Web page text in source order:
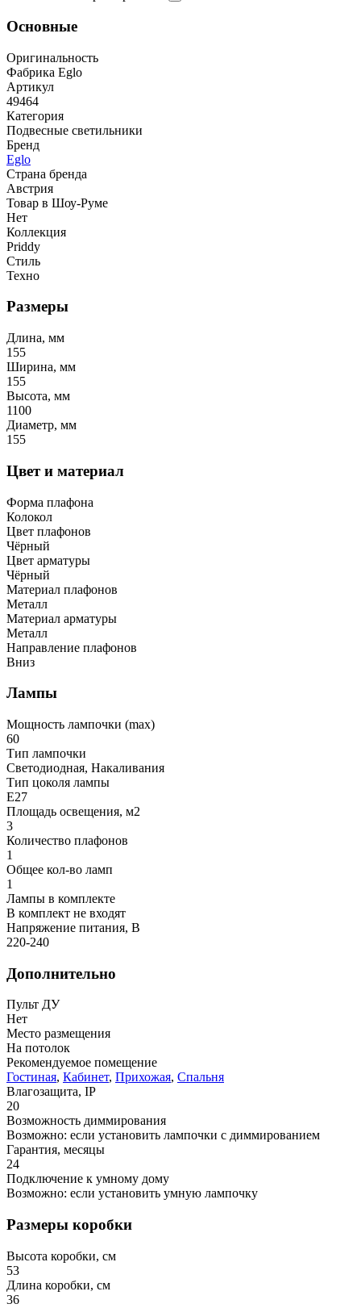
Основные
Оригинальность
Фабрика Eglo
Артикул
49464
Категория
Подвесные светильники
Бренд
Eglo
Страна бренда
Австрия
Товар в Шоу-Руме
Нет
Коллекция
Priddy
Стиль
Техно
Размеры
Длина, мм
155
Ширина, мм
155
Высота, мм
1100
Диаметр, мм
155
Цвет и материал
Форма плафона
Колокол
Цвет плафонов
Чёрный
Цвет арматуры
Чёрный
Материал плафонов
Металл
Материал арматуры
Металл
Направление плафонов
Вниз
Лампы
Мощность лампочки (max)
60
Тип лампочки
Светодиодная, Накаливания
Тип цоколя лампы
E27
Площадь освещения, м2
3
Количество плафонов
1
Общее кол-во ламп
1
Лампы в комплекте
В комплект не входят
Напряжение питания, В
220-240
Дополнительно
Пульт ДУ
Нет
Место размещения
На потолок
Рекомендуемое помещение
Гостиная, Кабинет, Прихожая, Спальня
Влагозащита, IP
20
Возможность диммирования
Возможно: если установить лампочки с диммированием
Гарантия, месяцы
24
Подключение к умному дому
Возможно: если установить умную лампочку
Размеры коробки
Высота коробки, см
53
Длина коробки, см
36